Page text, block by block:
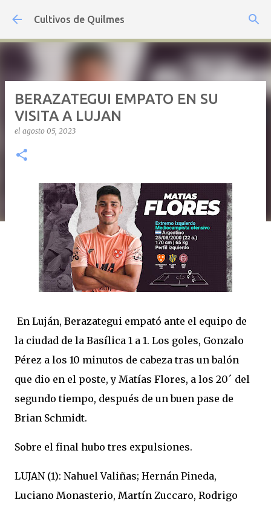
Ir al contenido principal
Cultivos de Quilmes
BERAZATEGUI EMPATO EN SU
VISITA A LUJAN
el agosto 05, 2023
En Luján, Berazategui empató ante el equipo de
la ciudad de la Basílica 1 a 1. Los goles, Gonzalo
Pérez a los 10 minutos de cabeza tras un balón
que dio en el poste, y Matías Flores, a los 20´ del
segundo tiempo, después de un buen pase de
Brian Schmidt.
Sobre el final hubo tres expulsiones.
LUJAN (1): Nahuel Valiñas; Hernán Pineda,
Luciano Monasterio, Martín Zuccaro, Rodrigo